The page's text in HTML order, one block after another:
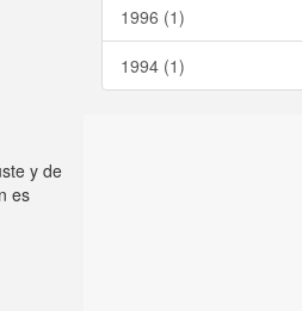
y de
es
1996 (1)
1994 (1)